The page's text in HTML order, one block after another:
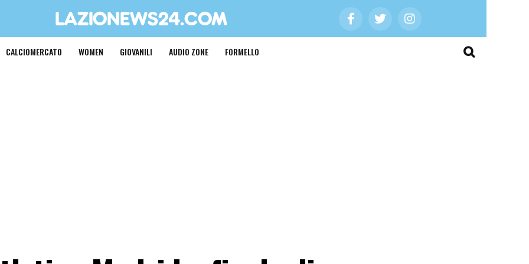
CALCIOMERCATO WOMEN GIOVANILI AUDIO ZONE FORMELLO